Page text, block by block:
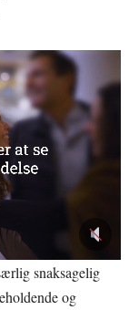
snaksagelig
og